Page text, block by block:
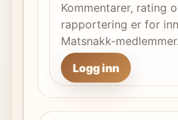
Kommentarer, rating
rapportering er for
Matsnakk-medlemmer.
Logg inn